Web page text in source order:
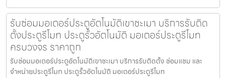
รับซ่อมมอเตอร์ประตูอัตโนมัติเขาชะเมา บริการรับติด
ตั้งประตูรีโมท ประตูรั้วอัตโนมัติ มอเตอร์ประตูรีโมท
ครบวงจร ราคาถูก
รับซ่อมมอเตอร์ประตูอัตโนมัติเขาชะเมา บริการรับติดตั้ง ซ่อมแซม และ
จำหน่ายประตูรีโมท ประตูรั้วอัตโนมัติ มอเตอร์ประตูรีโมท